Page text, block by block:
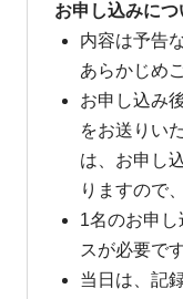
お申し込みにつ
内容は予告
あらかじめ
お申し込み
をお送りい
は、お申し
りますので
1名のお申
スが必要です
当日は、記